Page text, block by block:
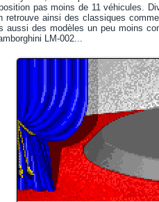
pas moins de 11 véhicules.
retrouve ainsi des classiques
aussi des modèles un peu moins
LM-002...